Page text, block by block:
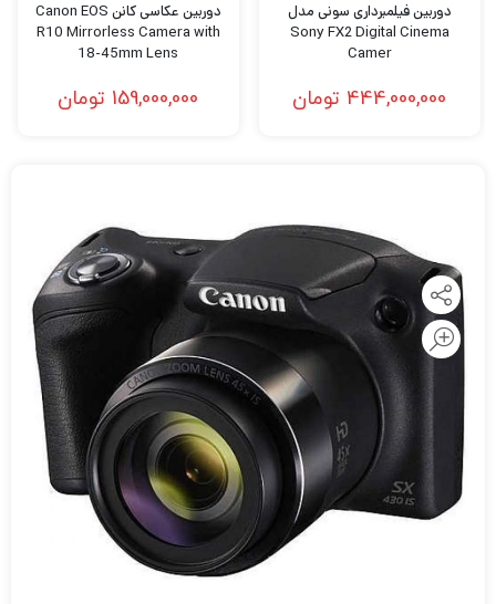
دوربین فیلمبرداری سونی مدل
Sony FX2 Digital Cinema
Camer
444,000,000 تومان
دوربین عکاسی کانن Canon EOS
R10 Mirrorless Camera with
18-45mm Lens
159,000,000 تومان